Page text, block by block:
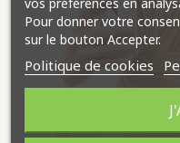
Pour donner votre
sur le bouton Accepter.
Politique de cookies